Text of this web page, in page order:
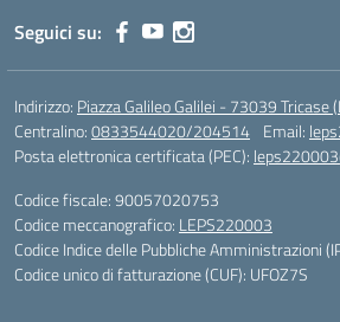
Seguici su:
Indirizzo: Piazza Galileo Galilei - 73039 Tricase
Centralino:0833544020/204514 Email:
Posta elettronica certificata (PEC):
Codice fiscale: 90057020753
Codice meccanografico: LEPS220003
Codice Indice delle Pubbliche Amministrazioni
Codice unico di fatturazione (CUF): UFOZ7S